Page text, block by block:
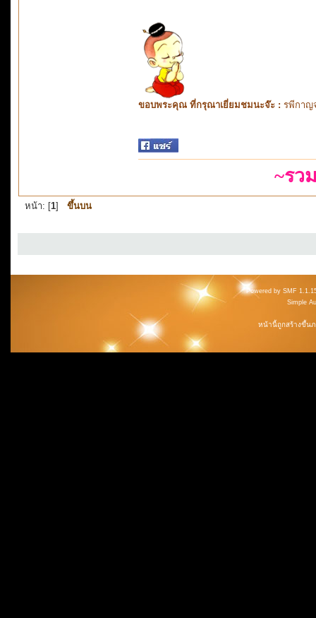
ขอบพระคุณ ที่กรุณาเยี่ยมชมนะจ๊ะ : รพีกาญ
~รว
หน้า: [1] ขึ้นบน
Powered by SMF
Simple
หน้านี้ถูกสร้างขึ้นภ